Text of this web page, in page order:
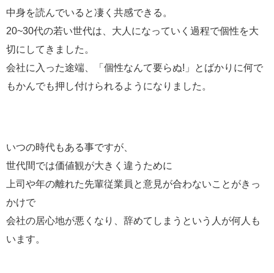
中身を読んでいると凄く共感できる。
20~30代の若い世代は、大人になっていく過程で個性を大
切にしてきました。
会社に入った途端、「個性なんて要らぬ!」とばかりに何で
もかんでも押し付けられるようになりました。
いつの時代もある事ですが、
世代間では価値観が大きく違うために
上司や年の離れた先輩従業員と意見が合わないことがきっ
かけで
会社の居心地が悪くなり、辞めてしまうという人が何人も
います。